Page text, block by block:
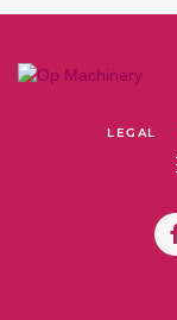
LEGAL